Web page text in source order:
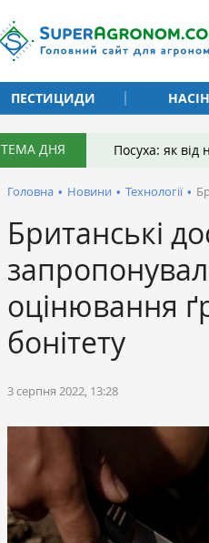
ПЕСТИЦИДИ
ТЕМА ДНЯ Посуха: як
Головна • Новини • Технології •
Британські
оцінювання
бонітету
3 серпня 2022, 13:28